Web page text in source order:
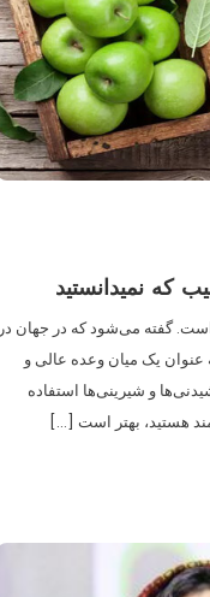
گفته می‌شود که در جهان
به عنوان یک میان وعده عالی و
و شیرینی‌ها استفاده
هستید، بهتر است […]